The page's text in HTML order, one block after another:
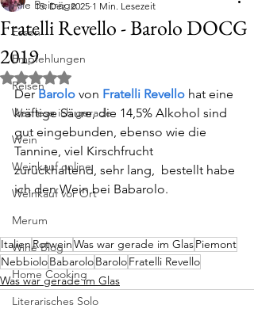
Alle Beiträge
Essen
Empfehlungen
Reisen
Was lese ich gerade
Wein
Weinkauf online
Weinkauf vor Ort
Merum
Wine Blog
Home Cooking
Literarisches Solo
Fratelli Revello - Barolo DOCG
2019
15. Dez. 2025 1 Min. Lesezeit
Mit NaN von 5 Sternen bewertet.
Der Barolo von Fratelli Revello hat eine
kräftige Säure, die 14,5% Alkohol sind
gut eingebunden, ebenso wie die
Tannine, viel Kirschfrucht
zurückhaltend, sehr lang,  bestellt habe
ich den Wein bei Babarolo.
ItalienRotweinWas war gerade im GlasPiemont
NebbioloBabaroloBaroloFratelli Revello
Was war gerade im Glas